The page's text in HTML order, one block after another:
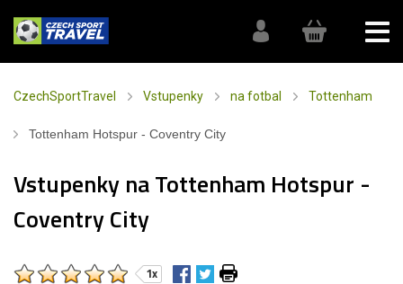
CzechSportTravel Vstupenky na fotbal Tottenham
Tottenham Hotspur - Coventry City
Vstupenky na Tottenham Hotspur -
Coventry City
1x